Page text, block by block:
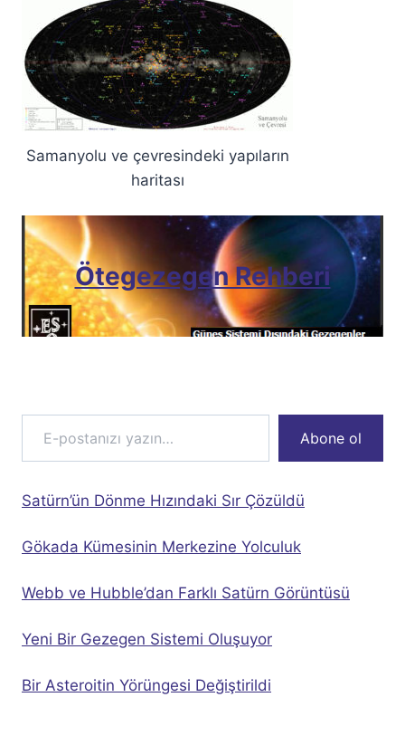
Samanyolu ve çevresindeki yapıların
haritası
Ötegezegen Rehberi
E-postanızı yazın…
Abone ol
Satürn’ün Dönme Hızındaki Sır Çözüldü
Gökada Kümesinin Merkezine Yolculuk
Webb ve Hubble’dan Farklı Satürn Görüntüsü
Yeni Bir Gezegen Sistemi Oluşuyor
Bir Asteroitin Yörüngesi Değiştirildi